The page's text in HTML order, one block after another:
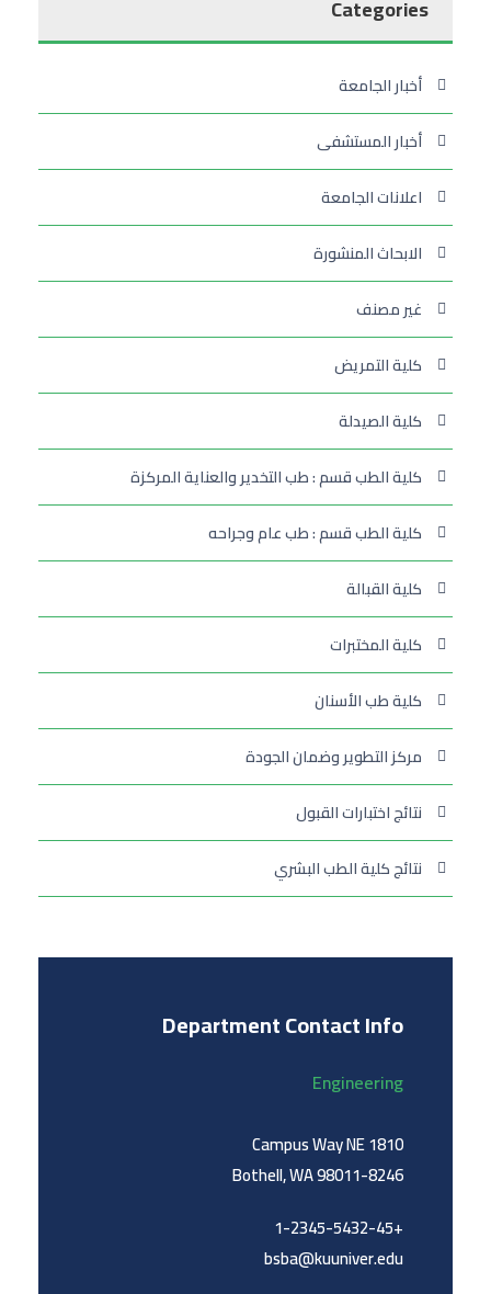
Categories
أخبار الجامعة
أخبار المستشفى
اعلانات الجامعة
الابحاث المنشورة
غير مصنف
كلية التمريض
كلية الصيدلة
كلية الطب قسم : طب التخدير والعناية المركزة
كلية الطب قسم : طب عام وجراحه
كلية القبالة
كلية المختبرات
كلية طب الأسنان
مركز التطوير وضمان الجودة
نتائج اختبارات القبول
نتائج كلية الطب البشري
Department Contact Info
Engineering
1810 Campus Way NE
Bothell, WA 98011-8246
+1-2345-5432-45
bsba@kuuniver.edu